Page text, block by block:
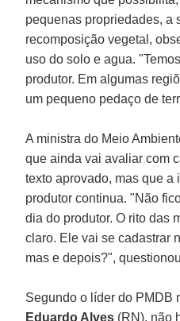
pequenas propriedades, a
recomposição vegetal,
uso do solo e agua.
produtor. Em algumas
um pequeno pedaço de
A ministra do Meio
que ainda vai avaliar com
texto aprovado, mas que
produtor continua. "Não
dia do produtor. O rito das
claro. Ele vai se cadastrar
mas e depois?",
Segundo o líder do PMDB
Eduardo Alves (RN), não